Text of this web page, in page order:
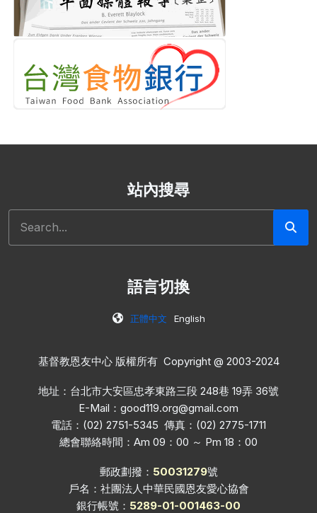
站內搜尋
語言切換
正體中文 English
基督教恩友中心 版權所有 Copyright @ 2003-2024
地址：台北市大安區忠孝東路三段 248巷 19弄 36號
E-Mail： good119.org@gmail.com
電話：(02) 2751-5345 傳真：(02) 2775-1711
總會聯絡時間：Am 09：00 ～ Pm 18：00
郵政劃撥： 50031279號
戶名：社團法人中華民國恩友愛心協會
銀行帳號： 5289-01-001463-00